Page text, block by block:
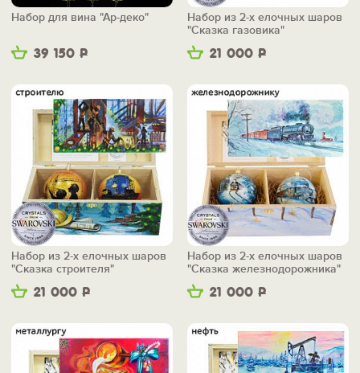
39 150 Р
Набор для вина "Ар-деко"
21 000 Р
Набор из 2-х елочных шаров
"Сказка газовика"
21 000 Р
Набор из 2-х елочных шаров
"Сказка строителя"
21 000 Р
Набор из 2-х елочных шаров
"Сказка железнодорожника"